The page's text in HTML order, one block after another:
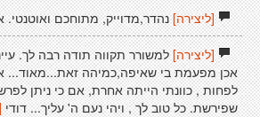
[ליצירה]נהדר,מדוייק, מתוחכם ואוטנטי.
[ליצירה]למשורר תקווה תודה רבה לך.
אכן מפעמת בי שאיפה,כמיהה זאת...מאוד...
לפחות , כוונתי הייתה אחרת, אם כי ניתן
שפירשת. כל טוב לך , ויהי נעם ה' עליך... דודי